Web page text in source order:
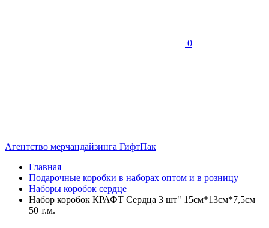
0
Агентство мерчандайзинга ГифтПак
Главная
Подарочные коробки в наборах оптом и в розницу
Наборы коробок сердце
Набор коробок КРАФТ Сердца 3 шт" 15см*13см*7,5см
50 т.м.